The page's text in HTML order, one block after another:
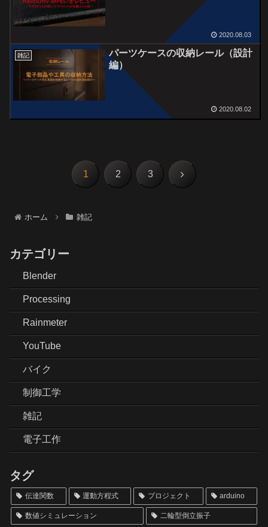
2020.08.03
雑記
パーツケースの収納レール（設計
編）
2020.08.02
1 2 3 次
ホーム 雑記
カテゴリー
Blender
Processing
Rainmeter
YouTube
バイク
制御工学
雑記
電子工作
タグ
伝達関数 運動方程式 プロジェクト arduino
数値シミュレーション 二輪型倒立振子